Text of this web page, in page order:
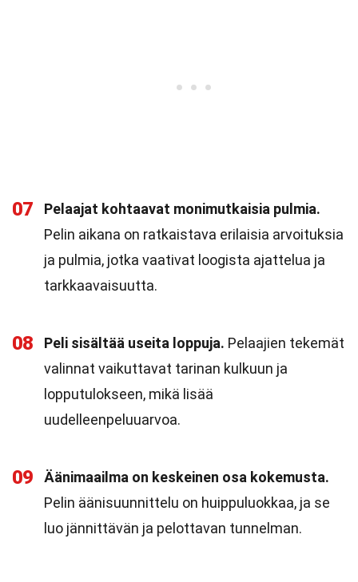
07
Pelaajat kohtaavat monimutkaisia pulmia.
Pelin aikana on ratkaistava erilaisia arvoituksia
ja pulmia, jotka vaativat loogista ajattelua ja
tarkkaavaisuutta.
08 Peli sisältää useita loppuja. Pelaajien tekemät
valinnat vaikuttavat tarinan kulkuun ja
lopputulokseen, mikä lisää
uudelleenpeluuarvoa.
09
Äänimaailma on keskeinen osa kokemusta.
Pelin äänisuunnittelu on huippuluokkaa, ja se
luo jännittävän ja pelottavan tunnelman.